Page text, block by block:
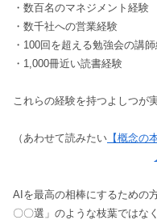
・数百名のマネジメント経験
・数千社への営業経験
・100回を超える勉強会の講
・1,000冊近い読書経験
これらの経験を持つよしつが
（あわせて読みたい 【概念の
AIを最高の相棒にするための
〇〇選」のような枝葉ではな